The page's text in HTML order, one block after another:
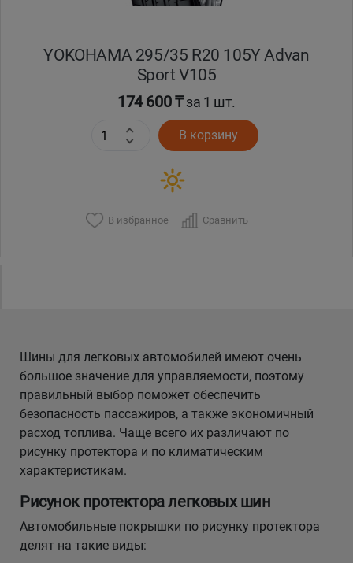
YOKOHAMA 295/35 R20 105Y Advan
Sport V105
174 600 ₸за 1 шт.
В корзину
В избранное Сравнить
Шины для легковых автомобилей имеют очень
большое значение для управляемости, поэтому
правильный выбор поможет обеспечить
безопасность пассажиров, а также экономичный
расход топлива. Чаще всего их различают по
рисунку протектора и по климатическим
характеристикам.
Рисунок протектора легковых шин
Автомобильные покрышки по рисунку протектора
делят на такие виды: